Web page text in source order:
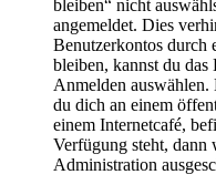
bleiben“ nicht
angemeldet. Dies
Benutzerkontos durch
bleiben, kannst du
Anmelden
du dich an einem
einem Internetcafé,
Verfügung steht,
Administration